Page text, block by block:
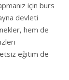
için burs
devleti
hem de
eğitim de